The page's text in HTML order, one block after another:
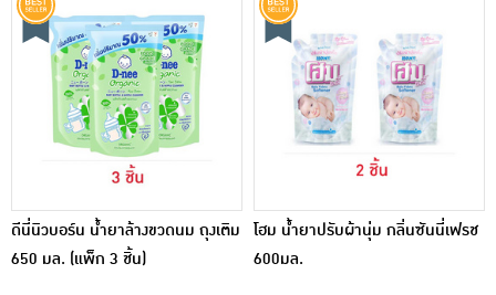
ดีนี่นิวบอร์น น้ำยาล้างขวดนม ถุงเติม
650 มล. (แพ็ก 3 ชิ้น)
โฮม น้ำยาปรับผ้านุ่ม กลิ่นซันนี่เฟรช
600มล.